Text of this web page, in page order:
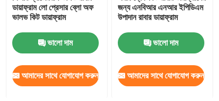
ডায়াফ্রাম লো প্রেসার ব্লো অফ
ভালভ কিট ডায়াফ্রাম
ভালো দাম
আমাদের সাথে যোগাযোগ করুন
জন্য এনবিআর এনআর ইপিডিএম
উপাদান রাবার ডায়াফ্রাম
ভালো দাম
আমাদের সাথে যোগাযোগ করুন